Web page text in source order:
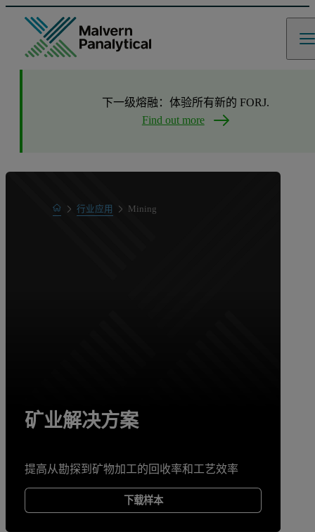
下一级熔融：体验所有新的 FORJ.
Find out more
Home行业应用 Mining
矿业解决方案
提高从勘探到矿物加工的回收率和工艺效率
下载样本